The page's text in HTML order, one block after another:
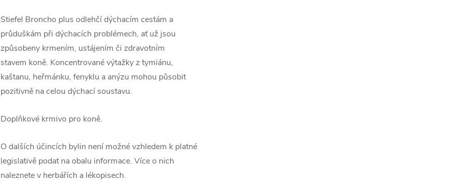
Stiefel Broncho plus odlehčí dýchacím cestám a
průduškám při dýchacích problémech, ať už jsou
způsobeny krmením, ustájením či zdravotním
stavem koně. Koncentrované výtažky z tymiánu,
kaštanu, heřmánku, fenyklu a anýzu mohou působit
pozitivně na celou dýchací soustavu.
Doplňkové krmivo pro koně.
O dalších účincích bylin není možné vzhledem k platné
legislativě podat na obalu informace. Více o nich
naleznete v herbářích a lékopisech.